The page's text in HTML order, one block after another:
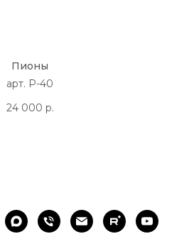
Пионы
арт. P-40
24 000 р.